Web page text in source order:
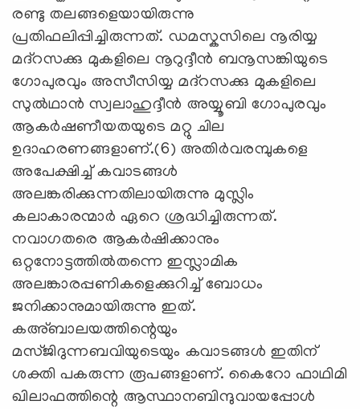
രണ്ടു തലങ്ങളെയായിരുന്നു
പ്രതിഫലിപ്പിച്ചിരുന്നത്‌. ഡമസ്കസിലെ നൂരിയ്യ
മദ്‌റസക്കു മുകളിലെ നൂറുദ്ദീൻ ബനൂസങ്കിയുടെ
ഗോപുരവും അസീസിയ്യ മദ്‌റസക്കു മുകളിലെ
സുൽഥാൻ സ്വലാഹുദ്ദീൻ അയ്യൂബി ഗോപുരവും
ആകർഷണീയതയുടെ മറ്റു ചില
ഉദാഹരണങ്ങളാണ്‌.(6) അതിർവരമ്പുകളെ
അപേക്ഷിച്ച്‌ കവാടങ്ങൾ
അലങ്കരിക്കുന്നതിലായിരുന്നു മുസ്ലിം
കലാകാരന്മാർ ഏറെ ശ്രദ്ധിച്ചിരുന്നത്‌.
നവാഗതരെ ആകർഷിക്കാനും
ഒറ്റനോട്ടത്തിൽതന്നെ ഇസ്ലാമിക
അലങ്കാരപ്പണികളെക്കുറിച്ച്‌ ബോധം
ജനിക്കാനുമായിരുന്നു ഇത്‌.
കഅ‍്ബാലയത്തിന്റെയും
മസ്ജിദുന്നബവിയുടെയും കവാടങ്ങൾ ഇതിന്‌
ശക്തി പകരുന്ന രൂപങ്ങളാണ്‌. കൈറോ ഫാഥിമി
ഖിലാഫത്തിന്റെ ആസ്ഥാനബിന്ദുവായപ്പോൾ